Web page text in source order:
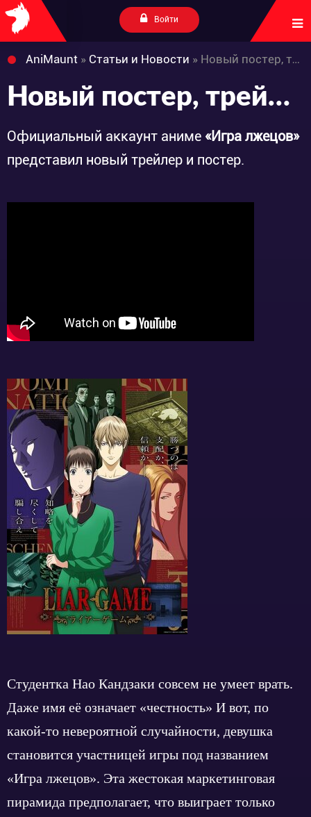
Войти
AniMaunt » Статьи и Новости » Новый постер, трейлер и дата премьеры аниме «LIAR GAME»
Новый постер, трейлер и дата премьеры аниме «LIAR GAME»
Официальный аккаунт аниме «Игра лжецов»
представил новый трейлер и постер.
Студентка Нао Кандзаки совсем не умеет врать.
Даже имя её означает «честность» И вот, по
какой-то невероятной случайности, девушка
становится участницей игры под названием
«Игра лжецов». Эта жестокая маркетинговая
пирамида предполагает, что выиграет только